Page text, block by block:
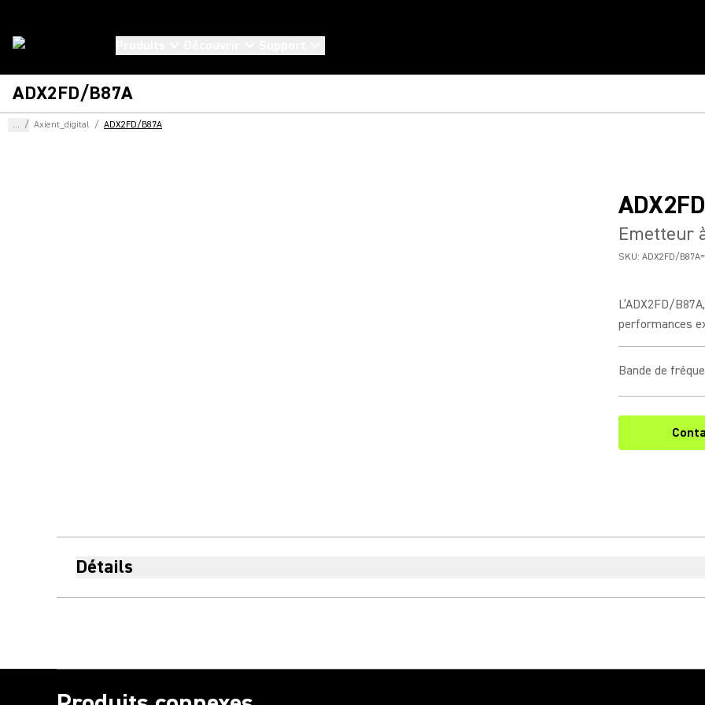
ADX2FD/B87A
... / Axient_digital / ADX2FD/B87A
Emetteur
SKU: ADX2FD/
L’ADX2FD/
performances
Bande de
Détails